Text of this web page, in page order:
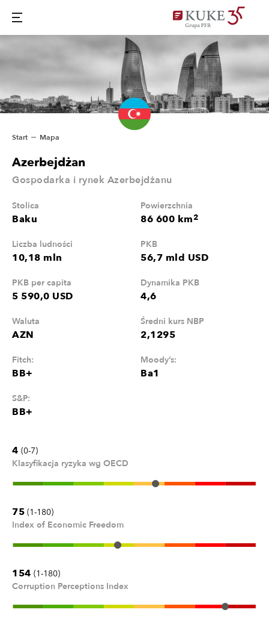
Start Mapa
Azerbejdżan
Gospodarka i rynek Azerbejdżanu
Baku
Stolica
86 600 km2
Powierzchnia
10,18 mln
Liczba ludności
56,7 mld USD
PKB
5 590,0 USD
PKB per capita
4,6
Dynamika PKB
AZN
Waluta
2,1295
Średni kurs NBP
BB+
Fitch:
Ba1
Moody’s:
BB+
S&P:
4 (0-7)
Klasyfikacja ryzyka wg OECD
154 (1-180)
Corruption Perceptions Index
75 (1-180)
Index of Economic Freedom